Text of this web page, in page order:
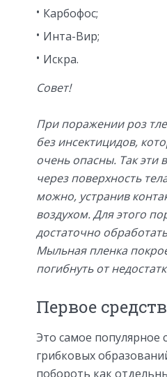
Карбофос;
Инта-Вир;
Искра.
Совет!
При поражении роз
без инсектицидов,
очень опасны. Так эти
через поверхность
можно, устранив
воздухом. Для этого
достаточно
Мыльная пленка
погибнуть от
Первое
Это самое популярное
грибковых
побороть как